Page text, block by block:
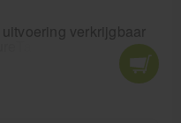
verkrijgbaar
1 cm. in
bijvoorbeel lymfe- en